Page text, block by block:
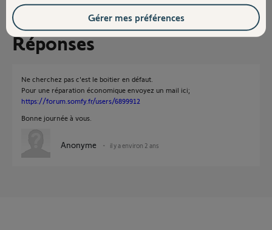
Réponses
Ne cherchez pas c'est le boitier en défaut.
Pour une réparation économique envoyez un mail ici;
https://forum.somfy.fr/users/6899912
Bonne journée à vous.
Anonyme il y a environ 2 ans
Gérer mes préférences